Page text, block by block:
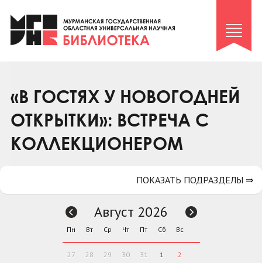
Клуб «Гиря и сельдерей»
Клуб «Семейный архив»
Коллегам
Контакты
«В ГОСТЯХ У НОВОГОДНЕЙ
ОТКРЫТКИ»: ВСТРЕЧА С
КОЛЛЕКЦИОНЕРОМ
ПОКАЗАТЬ ПОДРАЗДЕЛЫ ⇒
Август 2026
Пн Вт Ср Чт Пт Сб Вс
27 28 29 30 31 1 2